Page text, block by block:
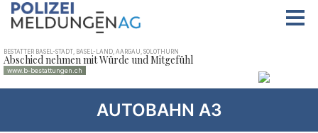
AUTOBAHN A3